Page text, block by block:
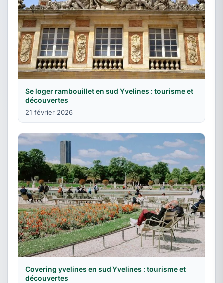
Se loger rambouillet en sud Yvelines : tourisme et
découvertes
21 février 2026
Covering yvelines en sud Yvelines : tourisme et
découvertes